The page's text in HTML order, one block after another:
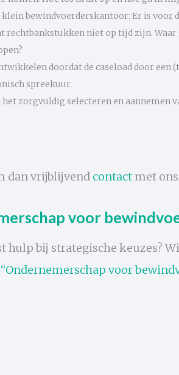
bewindvoerderskantoor: Er is voor
rechtbankstukken niet op tijd zijn. Waar
doordat de caseload door een
spreekuur.
zorgvuldig selecteren en aannemen
danvrijblijvend contact met
voor
bij strategische keuzes?
“Ondernemerschap voor